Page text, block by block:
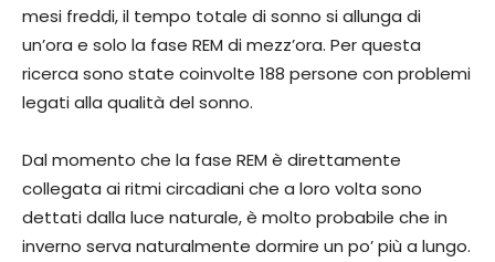
mesi freddi, il tempo totale di sonno si allunga di
un’ora e solo la fase REM di mezz’ora. Per questa
ricerca sono state coinvolte 188 persone con problemi
legati alla qualità del sonno.
Dal momento che la fase REM è direttamente
collegata ai ritmi circadiani che a loro volta sono
dettati dalla luce naturale, è molto probabile che in
inverno serva naturalmente dormire un po’ più a lungo.